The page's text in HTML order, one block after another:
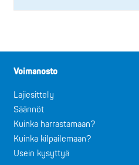
Voimanosto
Lajiesittely
Säännöt
Kuinka harrastamaan?
Kuinka kilpailemaan?
Usein kysyttyä